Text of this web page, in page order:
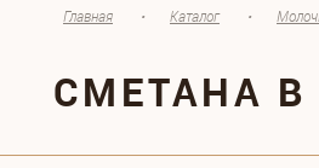
Главная • Каталог •
СМЕТАНА В